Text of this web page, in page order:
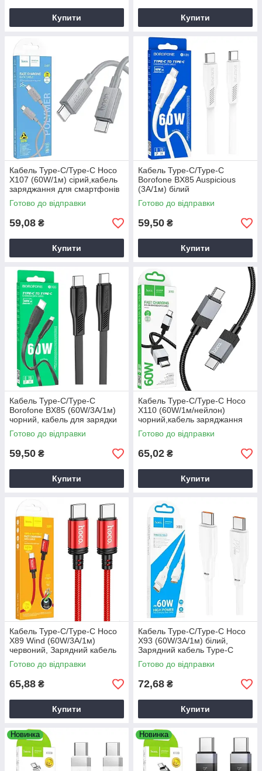
Купити Купити
Кабель Type-C/Type-C Hoco
X107 (60W/1м) сірий,кабель
заряджання для смартфонів
Готово до відправки
59,08 ₴
Купити
Кабель Type-C/Type-C
Borofone BX85 Auspicious
(3А/1м) білий
Готово до відправки
59,50 ₴
Купити
Кабель Type-C/Type-C
Borofone BX85 (60W/3А/1м)
чорний, кабель для зарядки
телефону Type-C
Готово до відправки
59,50 ₴
Купити
Кабель Type-C/Type-C Hoco
X110 (60W/1м/нейлон)
чорний,кабель заряджання
для смартфонів
Готово до відправки
65,02 ₴
Купити
Кабель Type-C/Type-C Hoco
X89 Wind (60W/3A/1м)
червоний, Зарядний кабель
Type-C
Готово до відправки
65,88 ₴
Купити
Кабель Type-C/Type-C Hoco
X93 (60W/3А/1м) білий,
Зарядний кабель Type-C
Готово до відправки
72,68 ₴
Купити
Новинка Новинка